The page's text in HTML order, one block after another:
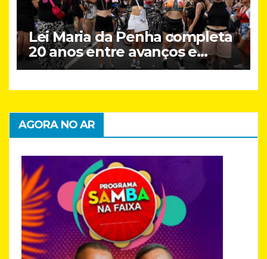
Lei Maria da Penha completa
20 anos entre avanços e
desafios
AGORA NO AR